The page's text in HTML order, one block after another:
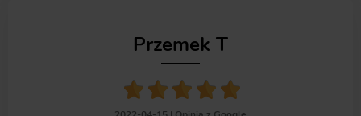
nie było pustych obietnic, tylko konkretne działania, które
przyniosły realne efekty. ✅ Świetną komunikację – szybki
kontakt, elastyczność i gotowość do wdrażania zmian w
razie potrzeby. Dzięki JustIdea.pl mój biznes zyskał nową
Przemek T